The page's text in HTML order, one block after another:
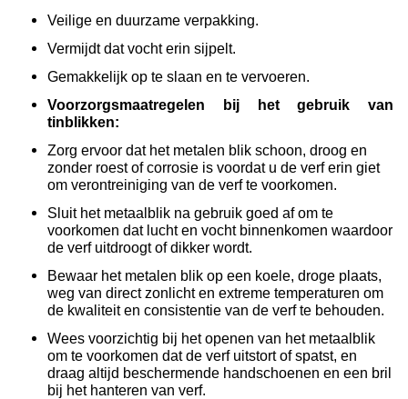
Veilige en duurzame verpakking.
Vermijdt dat vocht erin sijpelt.
Gemakkelijk op te slaan en te vervoeren.
Voorzorgsmaatregelen bij het gebruik van
tinblikken:
Zorg ervoor dat het metalen blik schoon, droog en
zonder roest of corrosie is voordat u de verf erin giet
om verontreiniging van de verf te voorkomen.
Sluit het metaalblik na gebruik goed af om te
voorkomen dat lucht en vocht binnenkomen waardoor
de verf uitdroogt of dikker wordt.
Bewaar het metalen blik op een koele, droge plaats,
weg van direct zonlicht en extreme temperaturen om
de kwaliteit en consistentie van de verf te behouden.
Wees voorzichtig bij het openen van het metaalblik
om te voorkomen dat de verf uitstort of spatst, en
draag altijd beschermende handschoenen en een bril
bij het hanteren van verf.